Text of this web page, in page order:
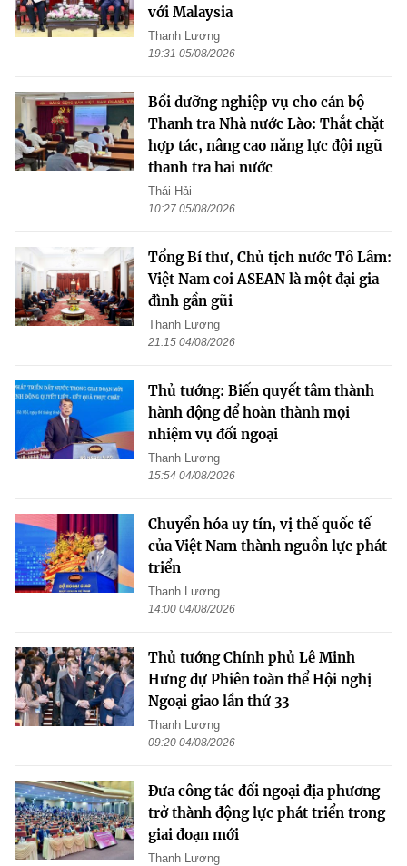
với Malaysia
Thanh Lương
19:31 05/08/2026
Bồi dưỡng nghiệp vụ cho cán bộ
Thanh tra Nhà nước Lào: Thắt chặt
hợp tác, nâng cao năng lực đội ngũ
thanh tra hai nước
Thái Hải
10:27 05/08/2026
Tổng Bí thư, Chủ tịch nước Tô Lâm:
Việt Nam coi ASEAN là một đại gia
đình gần gũi
Thanh Lương
21:15 04/08/2026
Thủ tướng: Biến quyết tâm thành
hành động để hoàn thành mọi
nhiệm vụ đối ngoại
Thanh Lương
15:54 04/08/2026
Chuyển hóa uy tín, vị thế quốc tế
của Việt Nam thành nguồn lực phát
triển
Thanh Lương
14:00 04/08/2026
Thủ tướng Chính phủ Lê Minh
Hưng dự Phiên toàn thể Hội nghị
Ngoại giao lần thứ 33
Thanh Lương
09:20 04/08/2026
Đưa công tác đối ngoại địa phương
trở thành động lực phát triển trong
giai đoạn mới
Thanh Lương